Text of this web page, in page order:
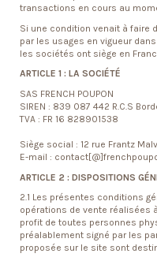
transactions en cours au
Si une condition venait à faire
par les usages en vigueur
les sociétés ont siège en
ARTICLE 1 : LA SOCIÉTÉ
SAS FRENCH POUPON
SIREN : 839 087 442 R.C.S
TVA : FR 16 828901538
Siège social : 12 rue Frantz
E-mail :
ARTICLE 2 : DISPOSITIONS
2.1 Les présentes conditions
opérations de vente réalisées
profit de toutes personnes
préalablement signé par les
proposée sur le site sont